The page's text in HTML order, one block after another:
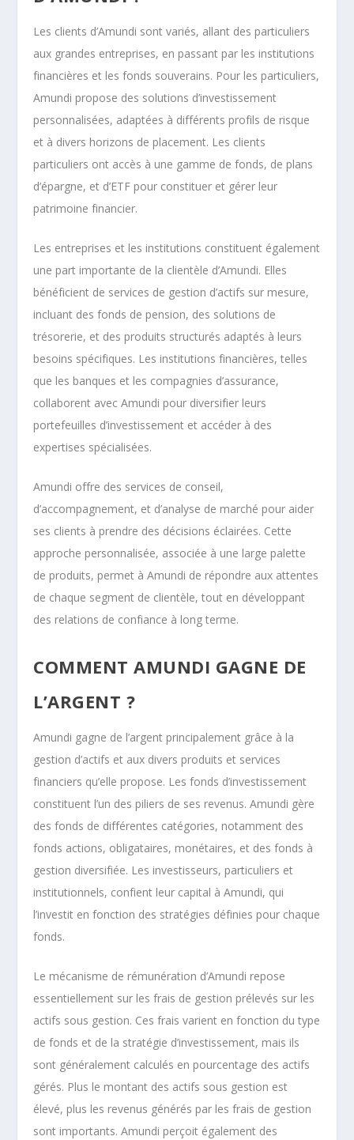
Les clients d’Amundi sont variés, allant des particuliers
aux grandes entreprises, en passant par les institutions
financières et les fonds souverains. Pour les particuliers,
Amundi propose des solutions d’investissement
personnalisées, adaptées à différents profils de risque
et à divers horizons de placement. Les clients
particuliers ont accès à une gamme de fonds, de plans
d’épargne, et d’ETF pour constituer et gérer leur
patrimoine financier.
Les entreprises et les institutions constituent également
une part importante de la clientèle d’Amundi. Elles
bénéficient de services de gestion d’actifs sur mesure,
incluant des fonds de pension, des solutions de
trésorerie, et des produits structurés adaptés à leurs
besoins spécifiques. Les institutions financières, telles
que les banques et les compagnies d’assurance,
collaborent avec Amundi pour diversifier leurs
portefeuilles d’investissement et accéder à des
expertises spécialisées.
Amundi offre des services de conseil,
d’accompagnement, et d’analyse de marché pour aider
ses clients à prendre des décisions éclairées. Cette
approche personnalisée, associée à une large palette
de produits, permet à Amundi de répondre aux attentes
de chaque segment de clientèle, tout en développant
des relations de confiance à long terme.
COMMENT AMUNDI GAGNE DE
L’ARGENT ?
Amundi gagne de l’argent principalement grâce à la
gestion d’actifs et aux divers produits et services
financiers qu’elle propose. Les fonds d’investissement
constituent l’un des piliers de ses revenus. Amundi gère
des fonds de différentes catégories, notamment des
fonds actions, obligataires, monétaires, et des fonds à
gestion diversifiée. Les investisseurs, particuliers et
institutionnels, confient leur capital à Amundi, qui
l’investit en fonction des stratégies définies pour chaque
fonds.
Le mécanisme de rémunération d’Amundi repose
essentiellement sur les frais de gestion prélevés sur les
actifs sous gestion. Ces frais varient en fonction du type
de fonds et de la stratégie d’investissement, mais ils
sont généralement calculés en pourcentage des actifs
gérés. Plus le montant des actifs sous gestion est
élevé, plus les revenus générés par les frais de gestion
sont importants. Amundi perçoit également des